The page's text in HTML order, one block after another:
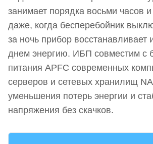
занимает порядка восьми часов
даже, когда бесперебойник
за ночь прибор восстанавливает
днем энергию. ИБП совместим с
питания APFC современных
серверов и сетевых хранилищ
уменьшения потерь энергии и
напряжения без скачков.